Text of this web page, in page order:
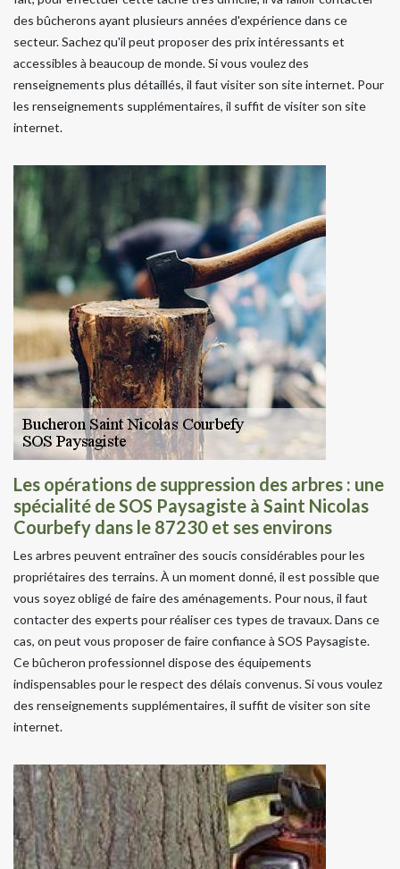
des bûcherons ayant plusieurs années d'expérience dans ce
secteur. Sachez qu'il peut proposer des prix intéressants et
accessibles à beaucoup de monde. Si vous voulez des
renseignements plus détaillés, il faut visiter son site internet. Pour
les renseignements supplémentaires, il suffit de visiter son site
internet.
Les opérations de suppression des arbres : une
spécialité de SOS Paysagiste à Saint Nicolas
Courbefy dans le 87230 et ses environs
Les arbres peuvent entraîner des soucis considérables pour les
propriétaires des terrains. À un moment donné, il est possible que
vous soyez obligé de faire des aménagements. Pour nous, il faut
contacter des experts pour réaliser ces types de travaux. Dans ce
cas, on peut vous proposer de faire confiance à SOS Paysagiste.
Ce bûcheron professionnel dispose des équipements
indispensables pour le respect des délais convenus. Si vous voulez
des renseignements supplémentaires, il suffit de visiter son site
internet.